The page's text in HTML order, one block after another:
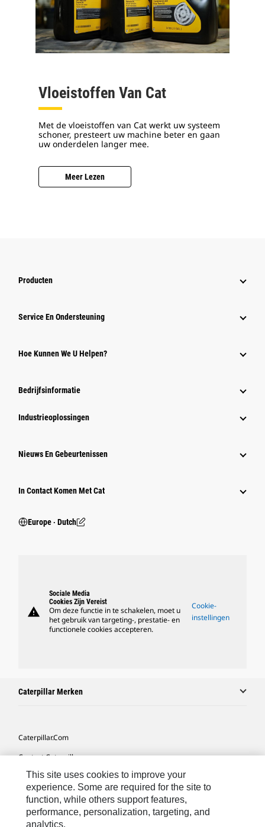
Vloeistoffen Van Cat
Met de vloeistoffen van Cat werkt uw systeem
schoner, presteert uw machine beter en gaan
uw onderdelen langer mee.
Meer Lezen
Producten
Service En Ondersteuning
Hoe Kunnen We U Helpen?
Bedrijfsinformatie
Industrieoplossingen
Nieuws En Gebeurtenissen
In Contact Komen Met Cat
Europe ‧ Dutch
warning
Sociale Media
Cookies Zijn Vereist
Om deze functie in te schakelen, moet u
het gebruik van targeting-, prestatie- en
functionele cookies accepteren.
Cookie-
instellingen
Caterpillar Merken
Caterpillar.com
Contact Caterpillar
Mijn Marketingvoorkeuren
Site Map
Cookie Settings
This site uses cookies to improve your
experience. Some are required for the site to
function, while others support features,
performance, personalization, targeting, and
analytics.